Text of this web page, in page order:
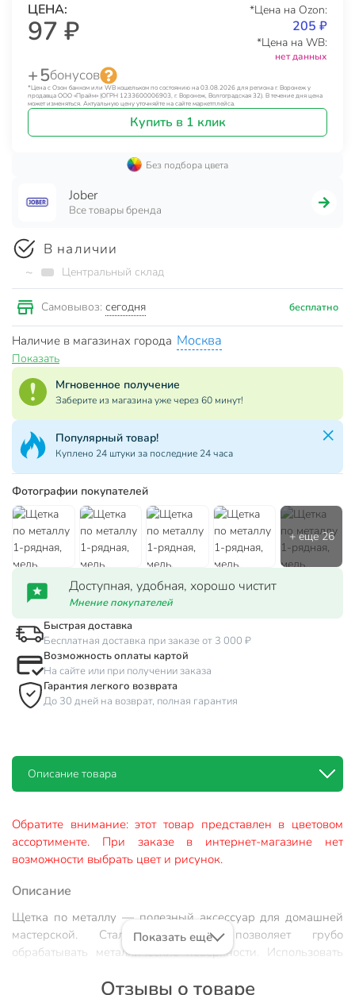
ЦЕНА:
97 ₽
*Цена на Ozon:
205 ₽
*Цена на WB:
нет данных
+ 5бонусов
*Цена с Озон банком или WB кошельком по состоянию на 03.08.2026 для региона г. Воронеж у
продавца ООО «Прайм» (ОГРН 1233600006903, г. Воронеж, Волгоградская 32). В течение дня цена
может изменяться. Актуальную цену уточняйте на сайте маркетплейса.
Купить в 1 клик
Без подбора цвета
Jober
Все товары бренда
В наличии
~ Центральный склад
Самовывоз: сегодня бесплатно
Наличие в магазинах города Москва
Показать
Мгновенное получение
Заберите из магазина уже через 60 минут!
Популярный товар!
Куплено 24 штуки за последние 24 часа
Фотографии покупателей
Доступная, удобная, хорошо чистит
Мнение покупателей
Быстрая доставка
Бесплатная доставка при заказе от 3 000 ₽
Возможность оплаты картой
На сайте или при получении заказа
Гарантия легкого возврата
До 30 дней на возврат, полная гарантия
Описание товара
Обратите внимание: этот товар представлен в цветовом
ассортименте. При заказе в интернет-магазине нет
возможности выбрать цвет и рисунок.
Описание
Щетка по металлу — полезный аксессуар для домашней
мастерской. Стальная щетина позволяет грубо
обрабатывать металлические поверхности. Использовать
проведении бытового ремонта. Изделие позволяет быстро
Показать ещё
Отзывы о товаре